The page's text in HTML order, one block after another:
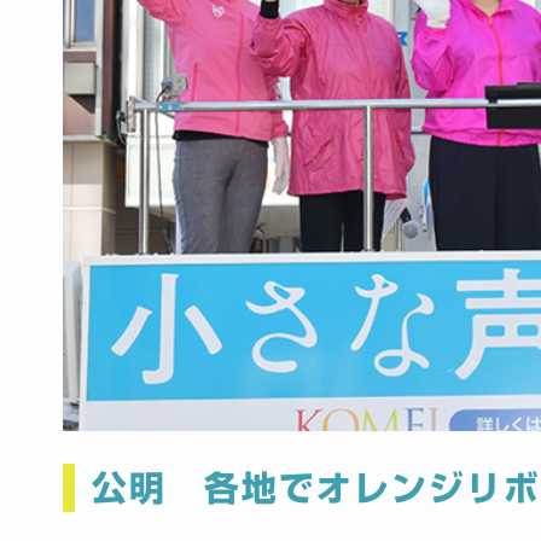
公明 各地でオレンジリ